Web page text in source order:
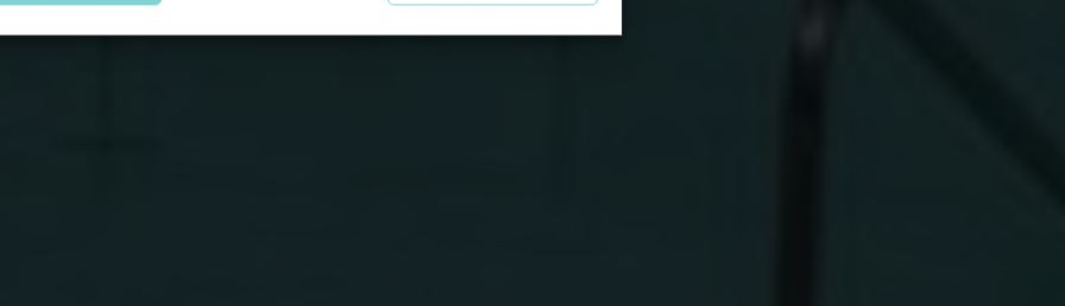
la seguridad, evitar y detectar fraudes, y
fallos, Ofrecer y presentar publicidad y Always active